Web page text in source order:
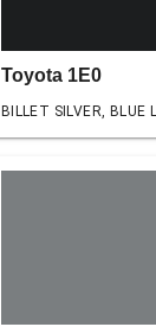
Toyota 1E0
BILLET SILVER, BLUE